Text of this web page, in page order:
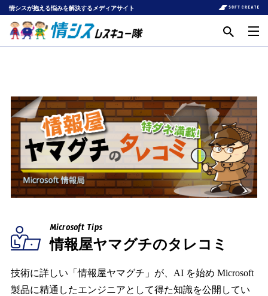
情シスが抱える悩みを解決するメディアサイト
Microsoft Tips
情報屋ヤマグチのタレコミ
技術に詳しい「情報屋ヤマグチ」が、AI を始め Microsoft
製品に精通したエンジニアとして得た知識を公開してい